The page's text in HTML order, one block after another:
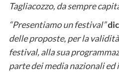
Tagliacozzo, da sempre
“Presentiamo un festival”
delle proposte, per la
festival, alla sua
parte dei media nazionali